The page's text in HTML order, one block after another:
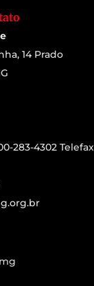
14 Prado
283-4302